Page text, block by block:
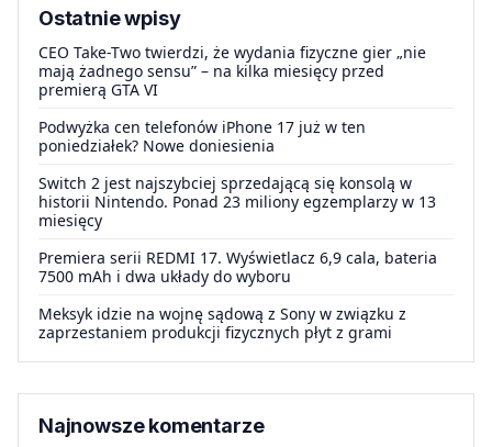
Ostatnie wpisy
CEO Take-Two twierdzi, że wydania fizyczne gier „nie
mają żadnego sensu” – na kilka miesięcy przed
premierą GTA VI
Podwyżka cen telefonów iPhone 17 już w ten
poniedziałek? Nowe doniesienia
Switch 2 jest najszybciej sprzedającą się konsolą w
historii Nintendo. Ponad 23 miliony egzemplarzy w 13
miesięcy
Premiera serii REDMI 17. Wyświetlacz 6,9 cala, bateria
7500 mAh i dwa układy do wyboru
Meksyk idzie na wojnę sądową z Sony w związku z
zaprzestaniem produkcji fizycznych płyt z grami
Najnowsze komentarze